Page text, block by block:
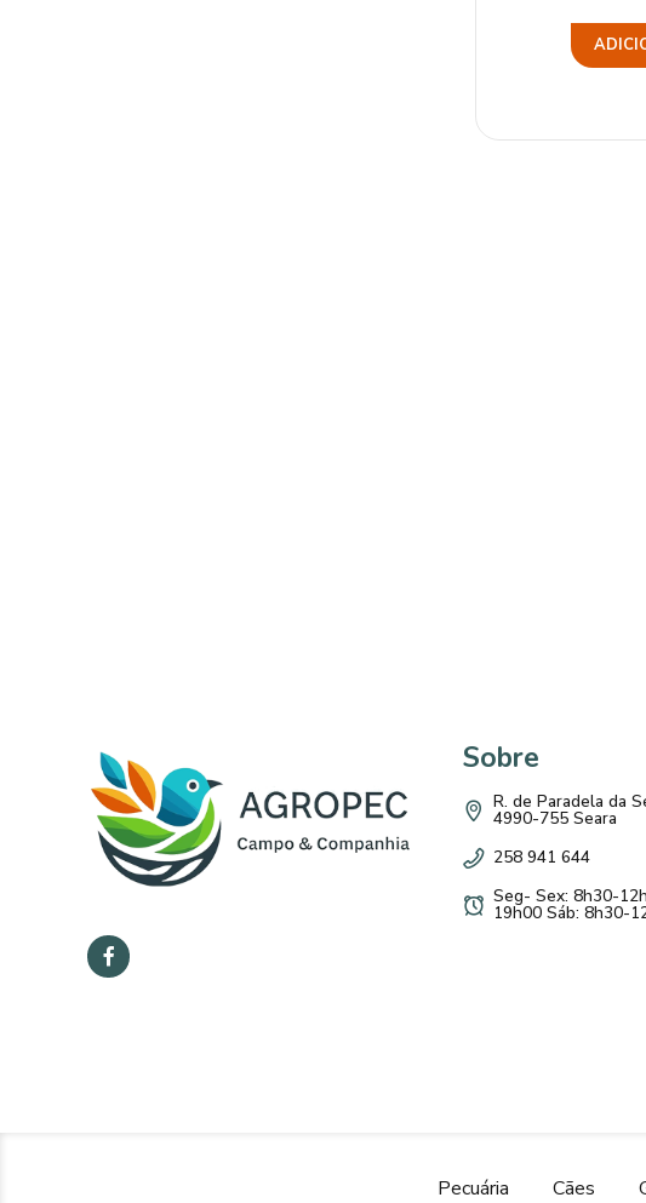
Sobre
R. de Paradela da
4990-755 Seara
258 941 644
Seg- Sex: 8h30-
19h00 Sáb: 8h30-
Pecuária Cães